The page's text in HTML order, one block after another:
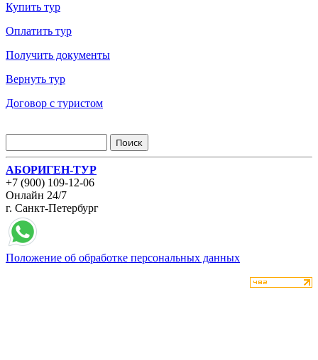
Купить тур
Оплатить тур
Получить документы
Вернуть тур
Договор с туристом
АБОРИГЕН-ТУР
+7 (900) 109-12-06
Онлайн 24/7
г. Санкт-Петербург
Положение об обработке персональных данных